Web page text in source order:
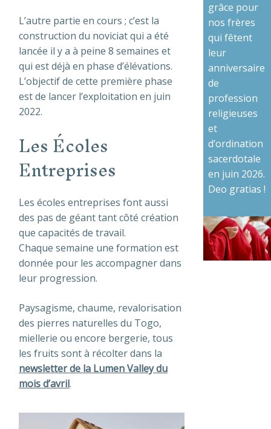
L’autre partie en cours ; c’est la
construction du noviciat qui a été
lancée il y a à peine 8 semaines et
qui est déjà en phase d’élévations.
L’objectif de cette première phase
est de lancer l’exploitation en juin
2022.
Les Écoles
Entreprises
Les écoles entreprises font aussi
des pas de géant tant côté création
que capacités de travail.
Chaque semaine une formation est
donnée pour les accompagner dans
leur progression.
Paysagisme, chaume, revalorisation
des pierres naturelles du Togo,
miellerie ou encore bergerie, tous
les fruits sont à récolter dans la
newsletter de la Lumen Valley du
mois d’avril.
grâce pour
nos frères
qui fêtent
leur
anniversaire
de
profession
religieuses
et
d’ordination
sacerdotale
en juin 2026.
Deo gratias !